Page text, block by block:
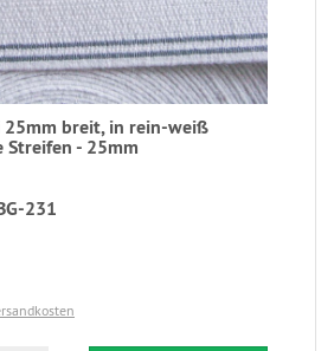
breit, in rein-weiß
Streifen - 25mm
231